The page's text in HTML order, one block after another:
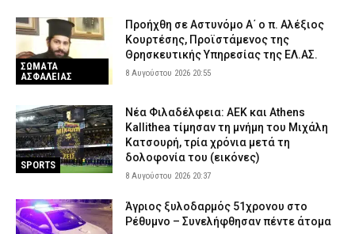
ΣΩΜΑΤΑ
ΑΣΦΑΛΕΙΑΣ
Προήχθη σε Αστυνόμο Α΄ ο π. Αλέξιος
Κουρτέσης, Προϊστάμενος της
Θρησκευτικής Υπηρεσίας της ΕΛ.ΑΣ.
8 Αυγούστου 2026 20:55
SPORTS
Νέα Φιλαδέλφεια: ΑΕΚ και Athens
Kallithea τίμησαν τη μνήμη του Μιχάλη
Κατσουρή, τρία χρόνια μετά τη
δολοφονία του (εικόνες)
8 Αυγούστου 2026 20:37
Άγριος ξυλοδαρμός 51χρονου στο
Ρέθυμνο – Συνελήφθησαν πέντε άτομα